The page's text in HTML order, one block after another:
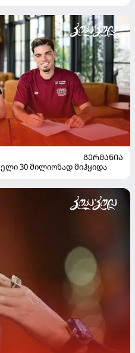
ᲒᲔᲠᲛᲐᲜᲘᲐ
30 მილიონად მიჰყიდა